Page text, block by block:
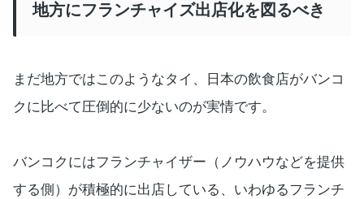
地方にフランチャイズ出店化を図るべき
まだ地方ではこのようなタイ、日本の飲食店がバンコ
クに比べて圧倒的に少ないのが実情です。
バンコクにはフランチャイザー（ノウハウなどを提供
する側）が積極的に出店している、いわゆるフランチ